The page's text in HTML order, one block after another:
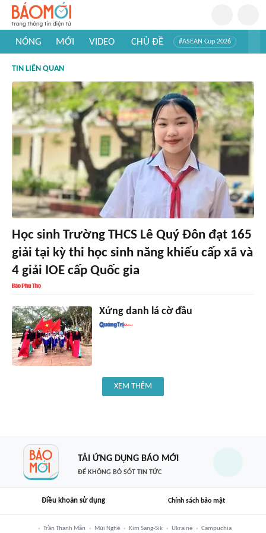
NÓNG MỚI VIDEO CHỦ ĐỀ #ASEAN Cup 2026
#Khám phá thế giới
TIN LIÊN QUAN
Học sinh Trường THCS Lê Quý Đôn đạt 165
giải tại kỳ thi học sinh năng khiếu cấp xã và
4 giải IOE cấp Quốc gia
Xứng danh lá cờ đầu
XEM THÊM
TẢI ỨNG DỤNG BÁO MỚI
ĐỂ KHÔNG BỎ SÓT TIN TỨC
Điều khoản sử dụng Chính sách bảo mật
Trần Thanh Mẫn Mũi Nghê Kim Sang-Sik Ukraine Campuchia